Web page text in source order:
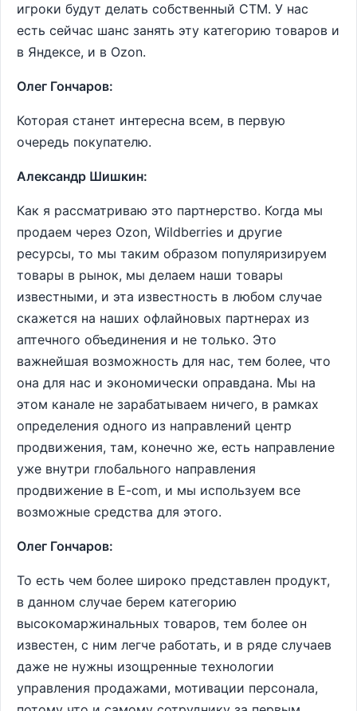
игроки будут делать собственный СТМ. У нас
есть сейчас шанс занять эту категорию товаров и
в Яндексе, и в Оzon.
Олег Гончаров:
Которая станет интересна всем, в первую
очередь покупателю.
Александр Шишкин:
Как я рассматриваю это партнерство. Когда мы
продаем через Оzon, Wildberries и другие
ресурсы, то мы таким образом популяризируем
товары в рынок, мы делаем наши товары
известными, и эта известность в любом случае
скажется на наших офлайновых партнерах из
аптечного объединения и не только. Это
важнейшая возможность для нас, тем более, что
она для нас и экономически оправдана. Мы на
этом канале не зарабатываем ничего, в рамках
определения одного из направлений центр
продвижения, там, конечно же, есть направление
уже внутри глобального направления
продвижение в E-com, и мы используем все
возможные средства для этого.
Олег Гончаров:
То есть чем более широко представлен продукт,
в данном случае берем категорию
высокомаржинальных товаров, тем более он
известен, с ним легче работать, и в ряде случаев
даже не нужны изощренные технологии
управления продажами, мотивации персонала,